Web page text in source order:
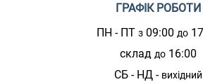
ГРАФІК РОБОТИ
ПН - ПТ з 09:00 до
склад до16:00
СБ - НД - вихідний